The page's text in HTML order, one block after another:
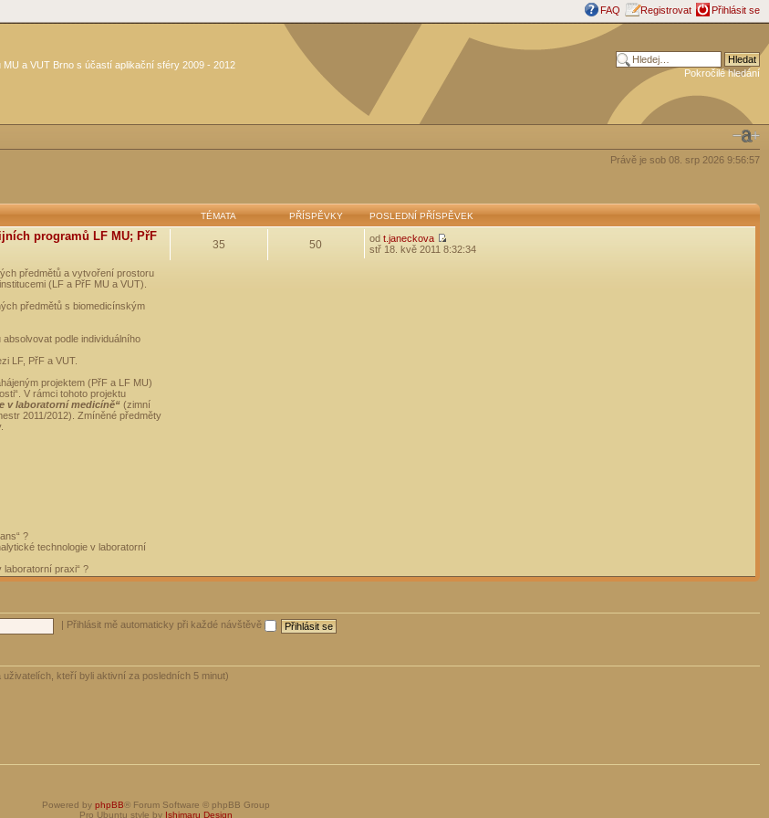
FAQ Registrovat Přihlásit se
a VUT Brno s účastí aplikační sféry 2009 - 2012
Pokročilé hledání
Právě je sob 08. srp 2026 9:56:57
TÉMATA PŘÍSPĚVKY POSLEDNÍ PŘÍSPĚVEK
programů LF MU; PřF
předmětů a vytvoření prostoru
(LF a PřF MU a VUT).
předmětů s biomedicínským
podle individuálního
LF, PřF a VUT.
projektem (PřF a LF MU)
V rámci tohoto projektu
v laboratorní medicíně“ (zimní
2011/2012). Zmíněné předměty
?
technologie v laboratorní
laboratorní praxi“ ?
35 50 od t.janeckova
stř 18. kvě 2011 8:32:34
Přihlásit mě automaticky při každé návštěvě
kteří byli aktivní za posledních 5 minut)
Powered by phpBB® Forum Software © phpBB Group
Pro Ubuntu style by Ishimaru Design